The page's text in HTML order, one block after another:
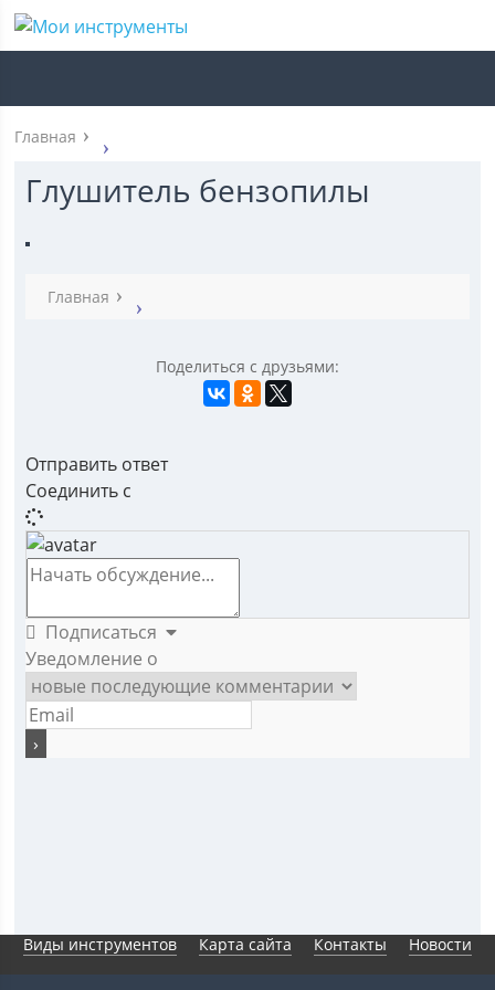
Главная
Глушитель бензопилы
Главная
Поделиться с друзьями:
Отправить ответ
Соединить с
Подписаться
Уведомление о
Виды инструментов Карта сайта Контакты Новости